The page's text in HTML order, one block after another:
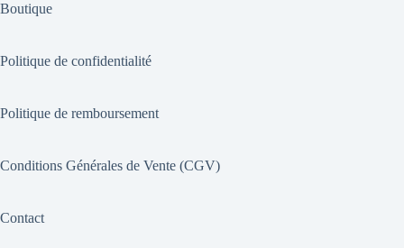
Boutique
Politique de confidentialité
Politique de remboursement
Conditions Générales de Vente (CGV)
Contact